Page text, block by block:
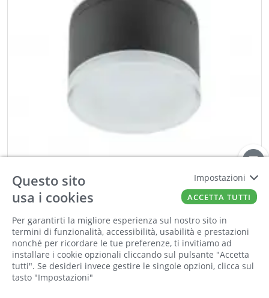
AKRON Plafoniera 9W
Cod:00740975 Cod For:90107 Cod Tec: RE.90107
− +
Questo sito
usa i cookies
Per garantirti la migliore esperienza sul nostro sito in
termini di funzionalità, accessibilità, usabilità e prestazioni
nonché per ricordare le tue preferenze, ti invitiamo ad
installare i cookie opzionali cliccando sul pulsante "Accetta
tutti". Se desideri invece gestire le singole opzioni, clicca sul
tasto "Impostazioni"
Impostazioni
ACCETTA TUTTI